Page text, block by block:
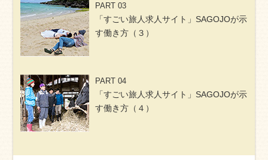
PART 03
「すごい旅人求人サイト」SAGOJOが示
す働き方（３）
PART 04
「すごい旅人求人サイト」SAGOJOが示
す働き方（４）